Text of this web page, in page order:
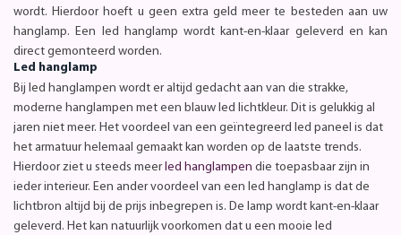
wordt. Hierdoor hoeft u geen extra geld meer te besteden aan uw
hanglamp. Een led hanglamp wordt kant-en-klaar geleverd en kan
direct gemonteerd worden.
Led hanglamp
Bij led hanglampen wordt er altijd gedacht aan van die strakke,
moderne hanglampen met een blauw led lichtkleur. Dit is gelukkig al
jaren niet meer. Het voordeel van een geïntegreerd led paneel is dat
het armatuur helemaal gemaakt kan worden op de laatste trends.
Hierdoor ziet u steeds meer led hanglampen die toepasbaar zijn in
ieder interieur. Een ander voordeel van een led hanglamp is dat de
lichtbron altijd bij de prijs inbegrepen is. De lamp wordt kant-en-klaar
geleverd. Het kan natuurlijk voorkomen dat u een mooie led